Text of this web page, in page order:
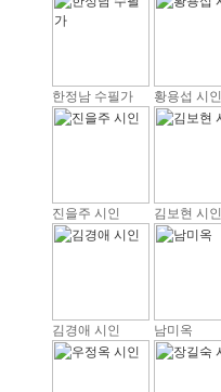
한정남 수필가 황용섭 시인
진을주 시인 김보현 시인
김경애 시인 남미옥